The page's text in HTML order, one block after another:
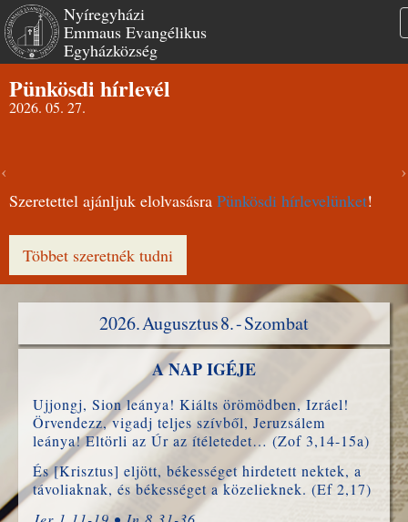
Ugrás
tartalomra
Nyíregyházi
Emmaus Evangélikus
Egyházközség
Pünkösdi hírlevél
2026. 05. 27.
Szeretettel ajánljuk elolvasásra Pünkösdi hírlevelünket!
Többet szeretnék tudni
2026. Augusztus 8. - Szombat
A NAP IGÉJE
Ujjongj, Sion leánya! Kiálts örömödben, Izráel!
Örvendezz, vigadj teljes szívből, Jeruzsálem
leánya! Eltörli az Úr az ítéletedet… (Zof 3,14-15a)
És [Krisztus] eljött, békességet hirdetett nektek, a
távoliaknak, és békességet a közelieknek. (Ef 2,17)